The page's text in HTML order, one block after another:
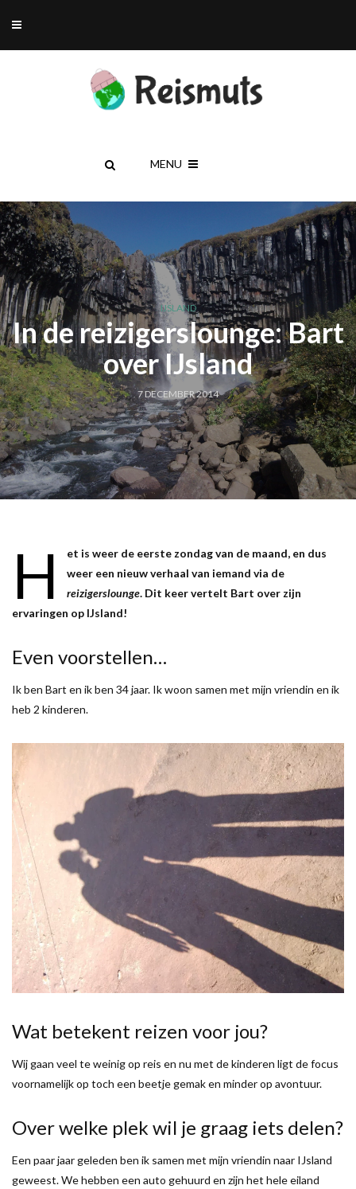
MENU
IJSLAND
In de reizigerslounge: Bart
over IJsland
7 DECEMBER 2014
H
et is weer de eerste zondag van de maand, en dus
weer een nieuw verhaal van iemand via de
reizigerslounge. Dit keer vertelt Bart over zijn
ervaringen op IJsland!
Even voorstellen…
Ik ben Bart en ik ben 34 jaar. Ik woon samen met mijn vriendin en ik
heb 2 kinderen.
Wat betekent reizen voor jou?
Wij gaan veel te weinig op reis en nu met de kinderen ligt de focus
voornamelijk op toch een beetje gemak en minder op avontuur.
Over welke plek wil je graag iets delen?
Een paar jaar geleden ben ik samen met mijn vriendin naar IJsland
geweest. We hebben een auto gehuurd en zijn het hele eiland